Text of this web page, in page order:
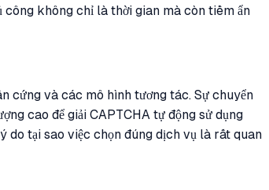
không chỉ là thời gian mà còn tiềm ẩn
cứng và các mô hình tương tác. Sự chuyển
cao để giải CAPTCHA tự động sử dụng
do tại sao việc chọn đúng dịch vụ là rất quan